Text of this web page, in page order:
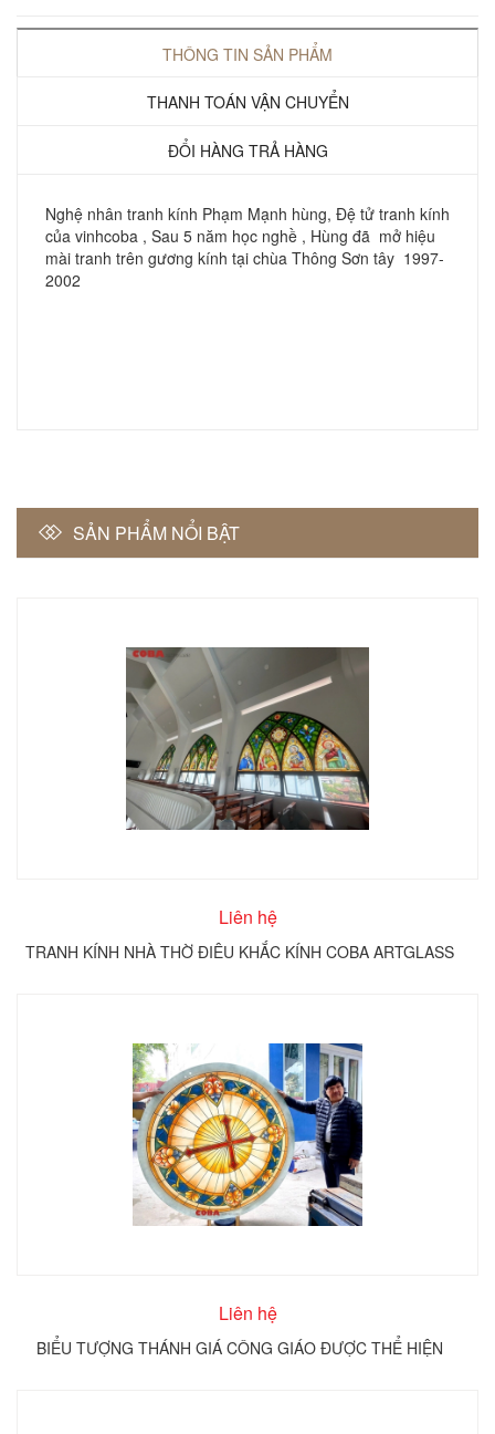
THÔNG TIN SẢN PHẨM
THANH TOÁN VẬN CHUYỂN
ĐỔI HÀNG TRẢ HÀNG
Nghệ nhân tranh kính Phạm Mạnh hùng, Đệ tử tranh kính
của vinhcoba , Sau 5 năm học nghề , Hùng đã mở hiệu
mài tranh trên gương kính tại chùa Thông Sơn tây 1997-
2002
SẢN PHẨM NỔI BẬT
Liên hệ
TRANH KÍNH NHÀ THỜ ĐIÊU KHẮC KÍNH COBA ARTGLASS
Liên hệ
BIỂU TƯỢNG THÁNH GIÁ CÔNG GIÁO ĐƯỢC THỂ HIỆN